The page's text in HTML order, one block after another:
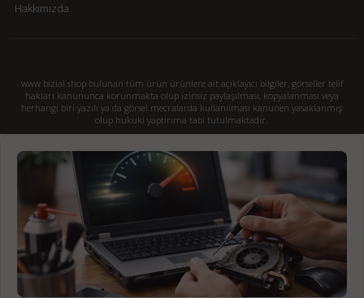
Hakkımızda
www.bizial.shop bulunan tüm ürün ürünlere ait açıklayıcı bilgiler, görseller telif
hakları kanununca korunmakta olup izinsiz paylaşılması, kopyalanması veya
herhangi biri yazılı ya da görsel mecralarda kullanılması kanunen yasaklanmış
olup hukuki yaptırıma tabi tutulmaktadır.